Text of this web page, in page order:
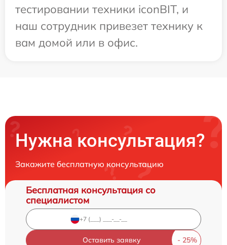
тестировании техники iconBIT, и
наш сотрудник привезет технику к
вам домой или в офис.
Нужна консультация?
Закажите бесплатную консультацию
Бесплатная консультация со
специалистом
Оставить заявку